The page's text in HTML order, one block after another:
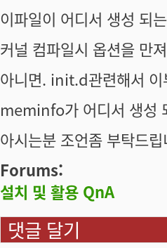
이파일이 어디서 생성 되
커널 컴파일시 옵션을 만
아니면. init.d관련해서 이
meminfo가 어디서 생성
아시는분 조언좀 부탁드
Forums:
설치 및 활용 QnA
댓글 달기